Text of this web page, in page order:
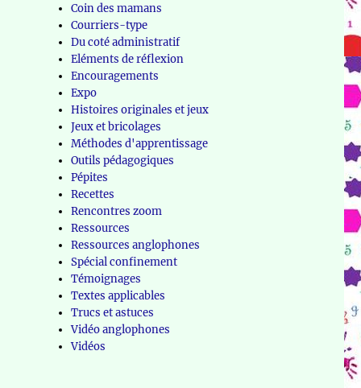
Coin des mamans
Courriers-type
Du coté administratif
Eléments de réflexion
Encouragements
Expo
Histoires originales et jeux
Jeux et bricolages
Méthodes d'apprentissage
Outils pédagogiques
Pépites
Recettes
Rencontres zoom
Ressources
Ressources anglophones
Spécial confinement
Témoignages
Textes applicables
Trucs et astuces
Vidéo anglophones
Vidéos